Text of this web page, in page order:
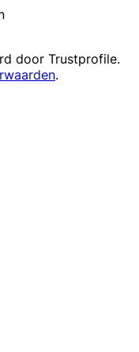
door Trustprofile.
.